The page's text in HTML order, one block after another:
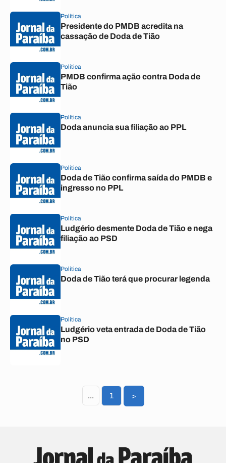
Política
Presidente do PMDB acredita na
cassação de Doda de Tião
Política
PMDB confirma ação contra Doda de
Tião
Política
Doda anuncia sua filiação ao PPL
Política
Doda de Tião confirma saída do PMDB e
ingresso no PPL
Política
Ludgério desmente Doda de Tião e nega
filiação ao PSD
Política
Doda de Tião terá que procurar legenda
Política
Ludgério veta entrada de Doda de Tião
no PSD
... 1 >